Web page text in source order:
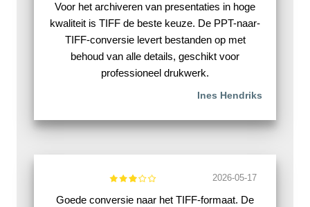
Voor het archiveren van presentaties in hoge
kwaliteit is TIFF de beste keuze. De PPT-naar-
TIFF-conversie levert bestanden op met
behoud van alle details, geschikt voor
professioneel drukwerk.
Ines Hendriks
2026-05-17
Goede conversie naar het TIFF-formaat. De